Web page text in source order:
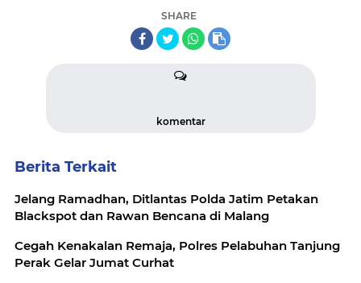
SHARE
komentar
Berita Terkait
Jelang Ramadhan, Ditlantas Polda Jatim Petakan
Blackspot dan Rawan Bencana di Malang
Cegah Kenakalan Remaja, Polres Pelabuhan Tanjung
Perak Gelar Jumat Curhat